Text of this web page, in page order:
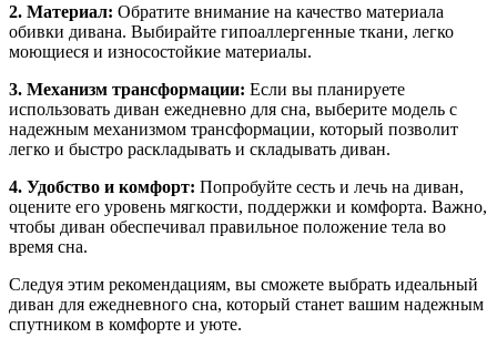
2. Материал: Обратите внимание на качество материала
обивки дивана. Выбирайте гипоаллергенные ткани, легко
моющиеся и износостойкие материалы.
3. Механизм трансформации: Если вы планируете
использовать диван ежедневно для сна, выберите модель с
надежным механизмом трансформации, который позволит
легко и быстро раскладывать и складывать диван.
4. Удобство и комфорт: Попробуйте сесть и лечь на диван,
оцените его уровень мягкости, поддержки и комфорта. Важно,
чтобы диван обеспечивал правильное положение тела во
время сна.
Следуя этим рекомендациям, вы сможете выбрать идеальный
диван для ежедневного сна, который станет вашим надежным
спутником в комфорте и уюте.